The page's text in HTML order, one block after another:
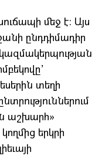
մեջ է: Այս
ընդդիմադիր
տեղի
աշխարհ»
երկրի